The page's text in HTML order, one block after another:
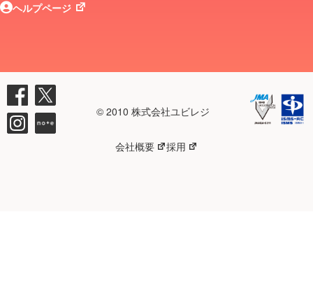
ヘルプページ
© 2010 株式会社ユビレジ
会社概要 採用